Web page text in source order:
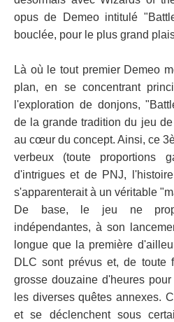
opus de Demeo intitulé
bouclée, pour le plus grand
Là où le tout premier Demeo
plan, en se concentrant
l'exploration de donjons,
de la grande tradition du jeu
au cœur du concept. Ainsi, ce
verbeux (toute proportions
d'intrigues et de PNJ,
s'apparenterait à un véritable
De base, le jeu ne
indépendantes, à son
longue que la première
DLC sont prévus et, de toute
grosse douzaine d'heures
les diverses quêtes annexes.
et se déclenchent sous